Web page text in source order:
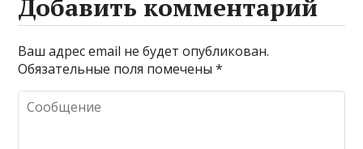
Добавить комментарий
Ваш адрес email не будет опубликован.
Обязательные поля помечены*